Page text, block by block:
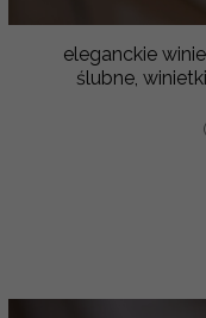
eleganckie
ślubne,